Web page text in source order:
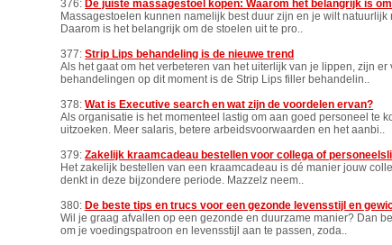
376: De juiste massagestoel kopen: Waarom het belangrijk is
Massagestoelen kunnen namelijk best duur zijn en je wilt
Daarom is het belangrijk om de stoelen uit te pro..
377:Strip Lips behandeling is de nieuwe trend
Als het gaat om het verbeteren van het uiterlijk van je lippen, zijn
behandelingen op dit moment is de Strip Lips filler behandelin..
378:Wat is Executive search en wat zijn de voordelen ervan?
Als organisatie is het momenteel lastig om aan goed personeel te
uitzoeken. Meer salaris, betere arbeidsvoorwaarden en het aanbi..
379:Zakelijk kraamcadeau bestellen voor collega of
Het zakelijk bestellen van een kraamcadeau is dé manier jouw
denkt in deze bijzondere periode. Mazzelz neem..
380: De beste tips en trucs voor een gezonde levensstijl en
Wil je graag afvallen op een gezonde en duurzame manier? Dan
om je voedingspatroon en levensstijl aan te passen, zoda..